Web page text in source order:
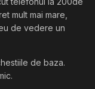
mult mai mare,
de vedere un
de baza.